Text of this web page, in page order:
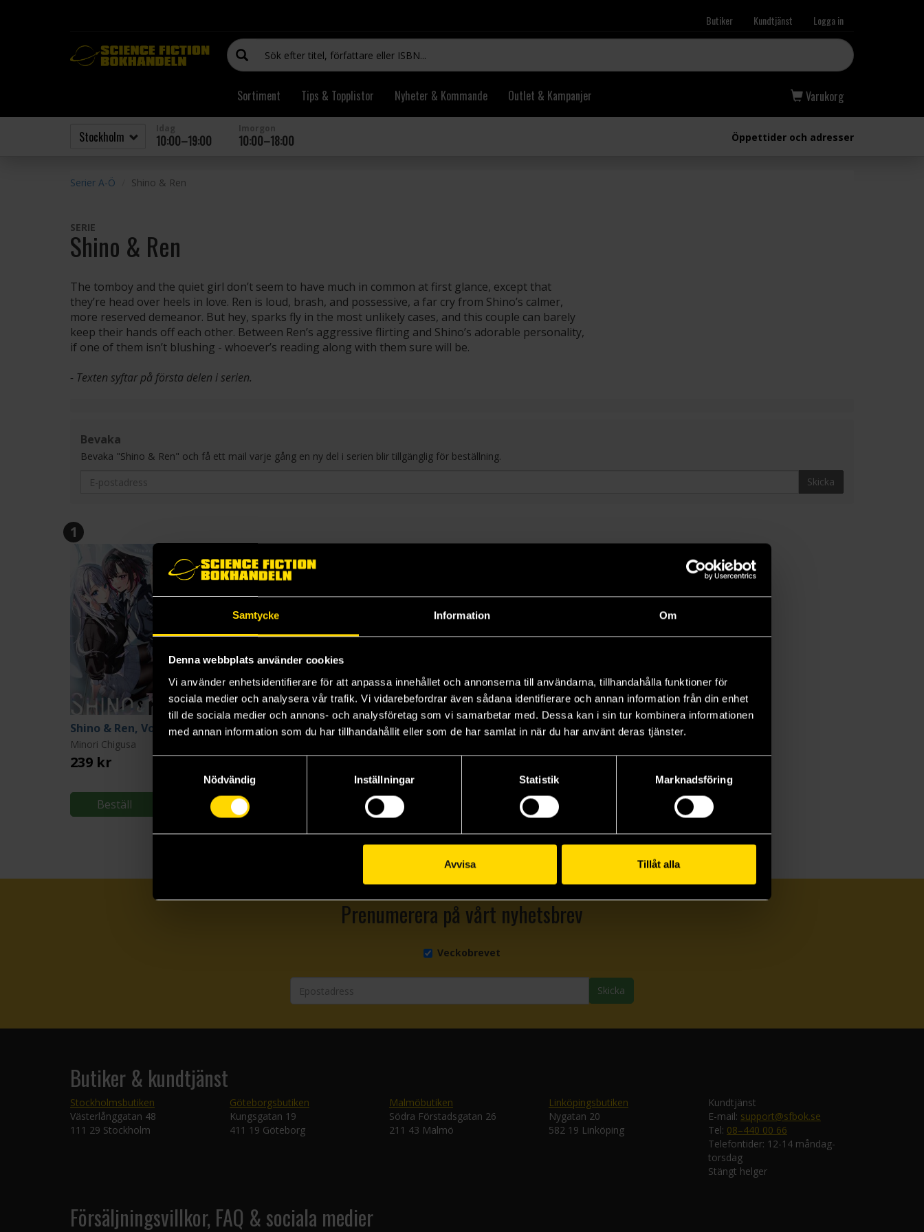
Samtycke Information Om
Denna webbplats använder cookies
Vi använder enhetsidentifierare för att anpassa innehållet och annonserna till användarna, tillhandahålla funktioner för
sociala medier och analysera vår trafik. Vi vidarebefordrar även sådana identifierare och annan information från din enhet
till de sociala medier och annons- och analysföretag som vi samarbetar med. Dessa kan i sin tur kombinera informationen
med annan information som du har tillhandahållit eller som de har samlat in när du har använt deras tjänster.
Nödvändig
Inställningar Statistik Marknadsföring
Avvisa Tillåt alla
Butiker Kundtjänst Logga in
Sortiment Tips & Topplistor Nyheter & Kommande Outlet & Kampanjer Varukorg
10:00–19:00 10:00–18:00 Öppettider och adresser
Serier A-Ö Shino & Ren
SERIE
Shino & Ren
The tomboy and the quiet girl don’t seem to have much in common at first glance, except that
they’re head over heels in love. Ren is loud, brash, and possessive, a far cry from Shino’s calmer,
more reserved demeanor. But hey, sparks fly in the most unlikely cases, and this couple can barely
keep their hands off each other. Between Ren’s aggressive flirting and Shino’s adorable personality,
if one of them isn’t blushing - whoever’s reading along with them sure will be.
- Texten syftar på första delen i serien.
Bevaka
Bevaka "Shino & Ren" och få ett mail varje gång en ny del i serien blir tillgänglig för beställning.
Skicka
1
Shino & Ren, Vol. 1
Minori Chigusa
239 kr
Beställ
Prenumerera på vårt nyhetsbrev
Veckobrevet
Skicka
Butiker & kundtjänst
Stockholmsbutiken
Västerlånggatan 48
111 29 Stockholm
Göteborgsbutiken
Kungsgatan 19
411 19 Göteborg
Malmöbutiken
Södra Förstadsgatan 26
211 43 Malmö
Linköpingsbutiken
Nygatan 20
582 19 Linköping
Kundtjänst
E-mail: support@sfbok.se
Tel: 08–440 00 66
Telefontider: 12-14 måndag-
torsdag
Stängt helger
Försäljningsvillkor, FAQ & sociala medier